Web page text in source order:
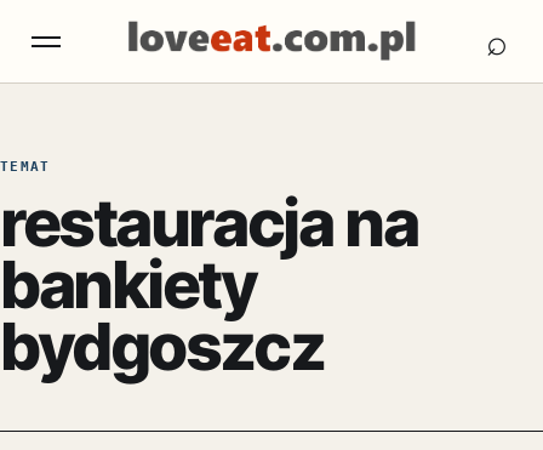
Otwórz menu ⌕
TEMAT
restauracja na
bankiety
bydgoszcz